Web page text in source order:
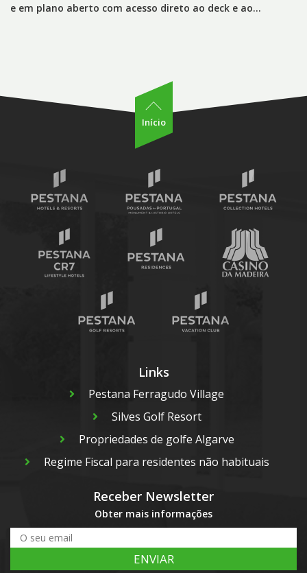
e em plano aberto com acesso direto ao deck e ao…
Início
Links
Pestana Ferragudo Village
Silves Golf Resort
Propriedades de golfe Algarve
Regime Fiscal para residentes não habituais
Receber Newsletter
Obter mais informações
ENVIAR